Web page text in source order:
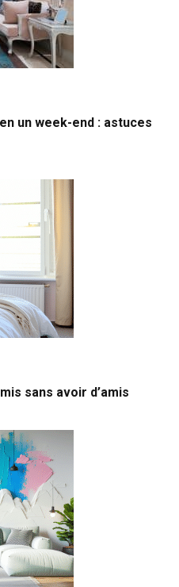
un week-end : astuces
sans avoir d’amis